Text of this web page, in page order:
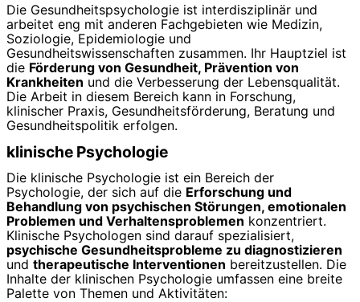
Die Gesundheitspsychologie ist interdisziplinär und
arbeitet eng mit anderen Fachgebieten wie Medizin,
Soziologie, Epidemiologie und
Gesundheitswissenschaften zusammen. Ihr Hauptziel ist
die Förderung von Gesundheit, Prävention von
Krankheiten und die Verbesserung der Lebensqualität.
Die Arbeit in diesem Bereich kann in Forschung,
klinischer Praxis, Gesundheitsförderung, Beratung und
Gesundheitspolitik erfolgen.
klinische Psychologie
Die klinische Psychologie ist ein Bereich der
Psychologie, der sich auf die Erforschung und
Behandlung von psychischen Störungen, emotionalen
Problemen und Verhaltensproblemen konzentriert.
Klinische Psychologen sind darauf spezialisiert,
psychische Gesundheitsprobleme zu diagnostizieren
und therapeutische Interventionen bereitzustellen. Die
Inhalte der klinischen Psychologie umfassen eine breite
Palette von Themen und Aktivitäten: